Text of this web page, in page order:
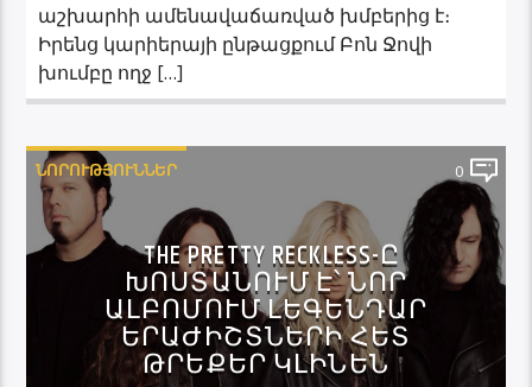
աշխարհի ամենավաճառված խմբերից է։
Իրենց կարիերայի ընթացքում Բոն Ջովի
խումբը ողջ […]
ՆՈՐՈՒԹՅՈՒՆՆԵՐ 0
THE PRETTY RECKLESS-Ը
ԽՈՍՏԱՆՈՒՄ Է՝ ՆՈՐ
ԱԼԲՈՄՈՒՄ ԼԵԳԵՆԴԱՐ
ԵՐԱԺԻՇՏՆԵՐԻ ՀԵՏ
ԹՐԵՔԵՐ ԿԼԻՆԵՆ